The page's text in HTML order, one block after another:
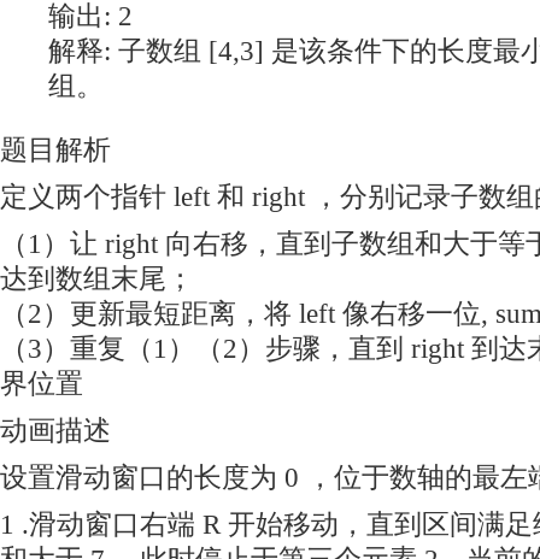
输出: 2
解释: 子数组 [4,3] 是该条件下的长度最
组。
题目解析
定义两个指针 left 和 right ，分别记录子数
（1）让 right 向右移，直到子数组和大于
达到数组末尾；
（2）更新最短距离，将 left 像右移一位,
（3）重复（1）（2）步骤，直到 right 到
界位置
动画描述
设置滑动窗口的长度为 0 ，位于数轴的最左
1 .滑动窗口右端 R 开始移动，直到区间满